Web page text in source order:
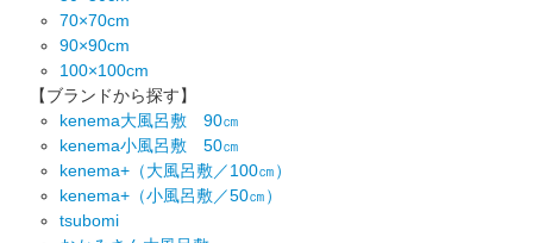
70×70cm
90×90cm
100×100cm
【ブランドから探す】
kenema大風呂敷 90㎝
kenema小風呂敷 50㎝
kenema+（大風呂敷／100㎝）
kenema+（小風呂敷／50㎝）
tsubomi